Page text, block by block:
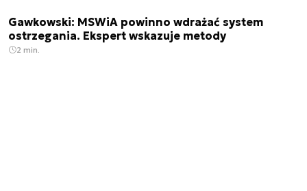
Gawkowski: MSWiA powinno wdrażać system
ostrzegania. Ekspert wskazuje metody
2 min.